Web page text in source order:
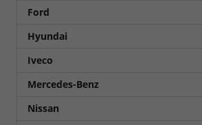
Ford
Hyundai
Iveco
Mercedes-Benz
Nissan